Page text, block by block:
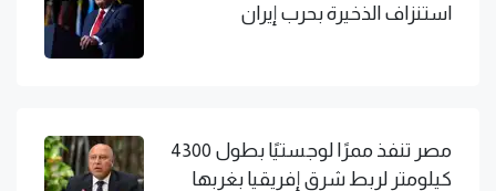
استنزاف الذخيرة بحرب إيران
مصر تنفذ ممرًا لوجستيًا بطول 4300
كيلومتر لربط شرق إفريقيا بغربها